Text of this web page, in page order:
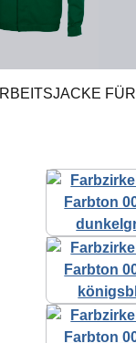
FÜR